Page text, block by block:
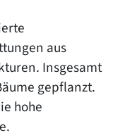
aus
Insgesamt
gepflanzt.
hohe